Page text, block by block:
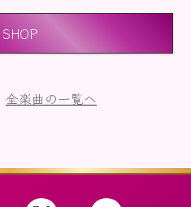
SHOP
全楽曲の一覧へ